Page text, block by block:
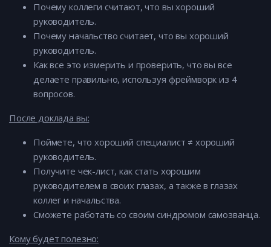
Почему коллеги считают, что вы хороший
руководитель.
Почему начальство считает, что вы хороший
руководитель.
Как все это измерить и проверить, что вы все
делаете правильно, используя фреймворк из 4
вопросов.
После доклада вы:
Поймете, что хороший специалист ≠ хороший
руководитель.
Получите чек-лист, как стать хорошим
руководителем в своих глазах, а также в глазах
коллег и начальства.
Сможете работать со своим синдромом самозванца.
Кому будет полезно: